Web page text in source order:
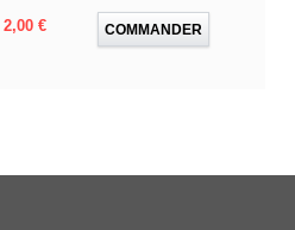
Prix
2,00 € COMMANDER